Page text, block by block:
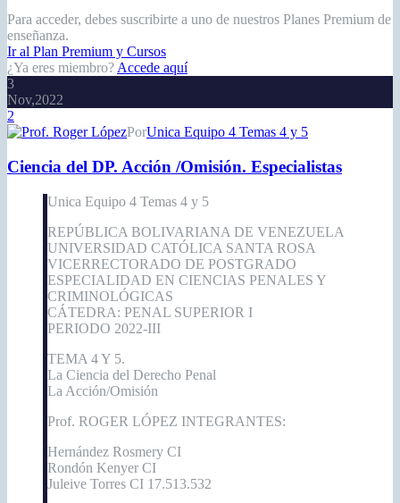
Para acceder, debes suscribirte a uno de nuestros Planes Premium de
enseñanza.
Ir al Plan Premium y Cursos
¿Ya eres miembro? Accede aquí
3
Nov,2022
2
PorUnica Equipo 4 Temas 4 y 5
Ciencia del DP. Acción /Omisión. Especialistas
Unica Equipo 4 Temas 4 y 5
REPÚBLICA BOLIVARIANA DE VENEZUELA
UNIVERSIDAD CATÓLICA SANTA ROSA
VICERRECTORADO DE POSTGRADO
ESPECIALIDAD EN CIENCIAS PENALES Y
CRIMINOLÓGICAS
CÁTEDRA: PENAL SUPERIOR I
PERIODO 2022-III
TEMA 4 Y 5.
La Ciencia del Derecho Penal
La Acción/Omisión
Prof. ROGER LÓPEZ INTEGRANTES:
Hernández Rosmery CI
Rondón Kenyer CI
Juleive Torres CI 17.513.532